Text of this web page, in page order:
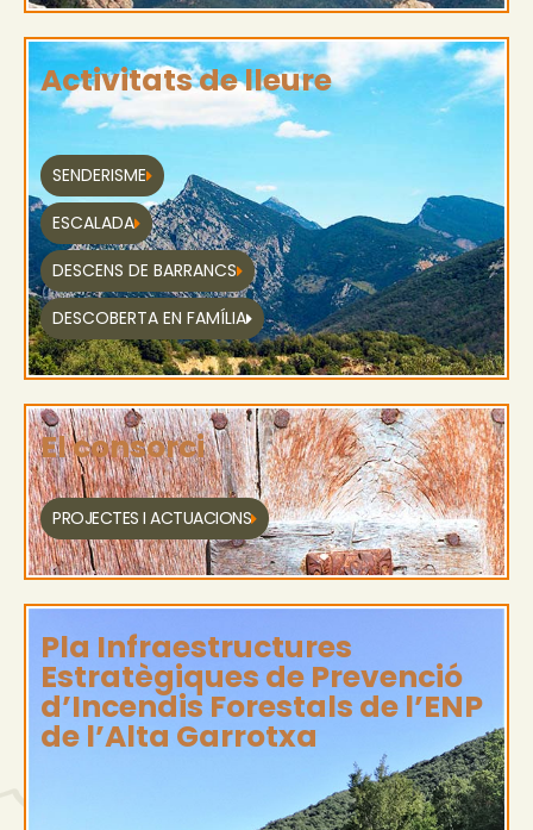
Activitats de lleure
SENDERISME
ESCALADA
DESCENS DE BARRANCS
DESCOBERTA EN FAMÍLIA
El consorci
PROJECTES I ACTUACIONS
Pla Infraestructures
Estratègiques de Prevenció
d’Incendis Forestals de l’ENP
de l’Alta Garrotxa